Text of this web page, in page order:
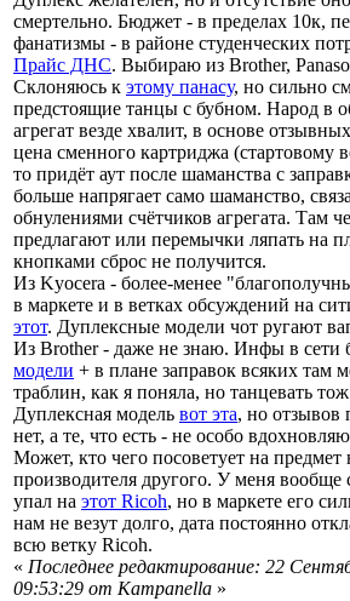
смертельно. Бюджет - в пределах 10к,
фанатизмы - в районе студенческих
Прайс ДНС. Выбираю из Brother,
Склоняюсь к этому панасу, но сильно
предстоящие танцы с бубном. Народ в
агрегат везде хвалит, в основе
цена сменного картриджа (стартовому
то придёт аут после шаманства с
больше напрягает само шаманство,
обнулениями счётчиков агрегата. Там
предлагают или перемычки ляпать на
кнопками сброс не получится.
Из Kyocera - более-менее
в маркете и в ветках обсуждений на
этот. Дуплексные модели чот ругают
Из Brother - даже не знаю. Инфы в сети
модели + в плане заправок всяких там
траблин, как я поняла, но танцевать
Дуплексная модель вот эта, но отзывов
нет, а те, что есть - не особо
Может, кто чего посоветует на
производителя другого. У меня вообще
упал на этот Ricoh, но в маркете его
нам не везут долго, дата постоянно
всю ветку Ricoh.
« Последнее редактирование: 22
09:53:29 от Кampanella »